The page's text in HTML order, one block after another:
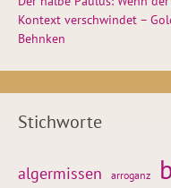
Kontext verschwindet –
Behnken
Stichworte
algermissen arroganz